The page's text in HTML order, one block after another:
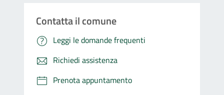
Contatta il comune
Leggi le domande frequenti
Richiedi assistenza
Prenota appuntamento